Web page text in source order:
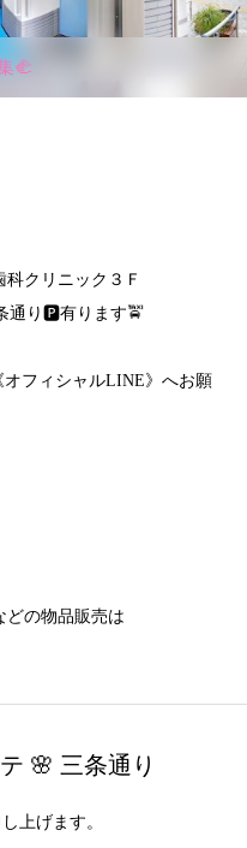
🫲
クリニック３Ｆ
通り🅿️有ります🚖
フィシャルLINE》へお願
どの物品販売は
🌸 三条通り
上げます。